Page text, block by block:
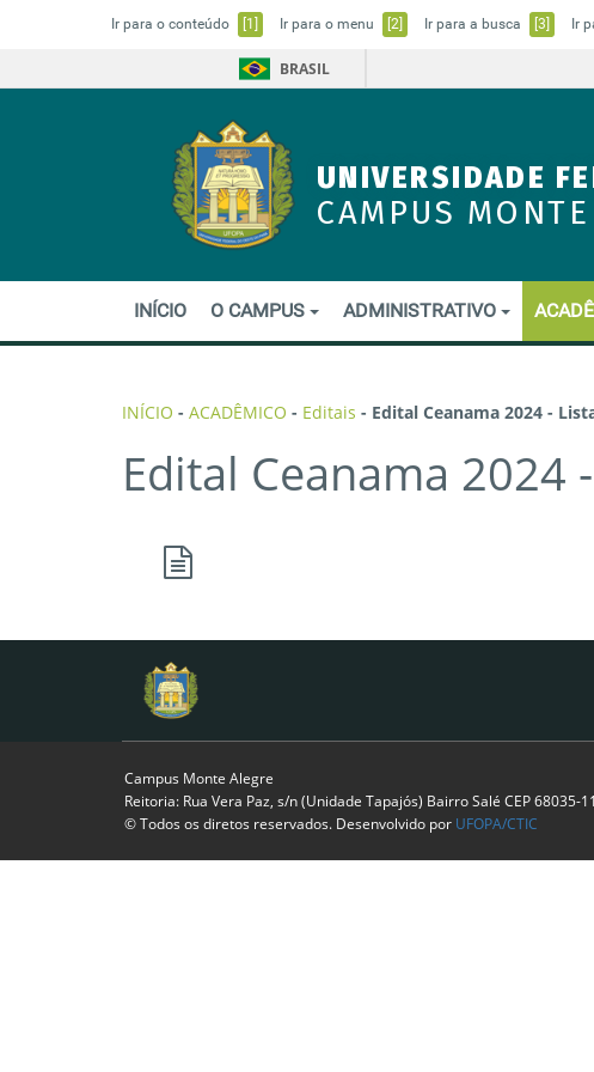
Ir para o conteúdo [1] Ir para o menu [2] Ir para a busca [3] Ir
BRASIL
UNIVERSIDADE
CAMPUS
INÍCIO O CAMPUS ADMINISTRATIVO
INÍCIO - ACADÊMICO - Editais - Edital Ceanama 2024 -
Edital Ceanama 2024
Campus Monte Alegre
Reitoria: Rua Vera Paz, s/n (Unidade Tapajós) Bairro Salé CEP
© Todos os diretos reservados. Desenvolvido por UFOPA/CTIC